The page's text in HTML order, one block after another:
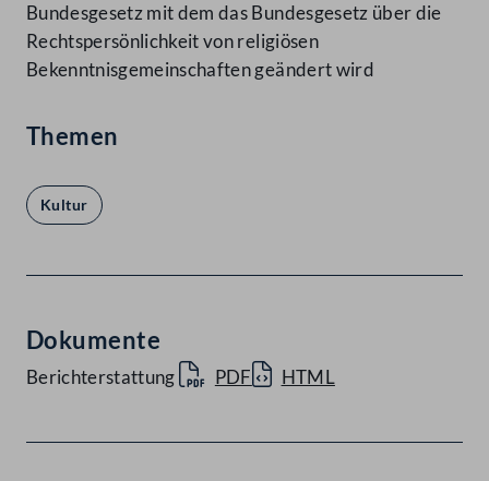
Bundesgesetz mit dem das Bundesgesetz über die
Rechtspersönlichkeit von religiösen
Bekenntnisgemeinschaften geändert wird
Themen
Kultur
Dokumente
Berichterstattung PDF HTML